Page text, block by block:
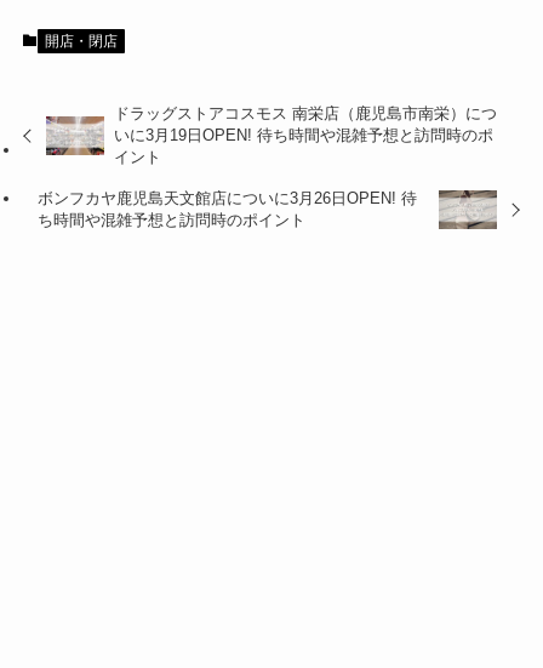
開店・閉店
ドラッグストアコスモス 南栄店（鹿児島市南栄）につ
いに3月19日OPEN! 待ち時間や混雑予想と訪問時のポ
イント
ボンフカヤ鹿児島天文館店についに3月26日OPEN! 待
ち時間や混雑予想と訪問時のポイント